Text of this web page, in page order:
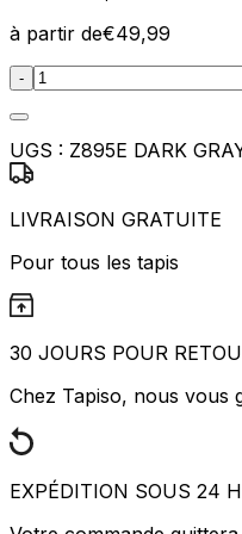
à partir de€49,99
:product_name quantity
-
UGS : Z895E DARK
LIVRAISON GRATUITE
Pour tous les tapis
30 JOURS POUR
Chez Tapiso, nous vous
EXPÉDITION SOUS 24